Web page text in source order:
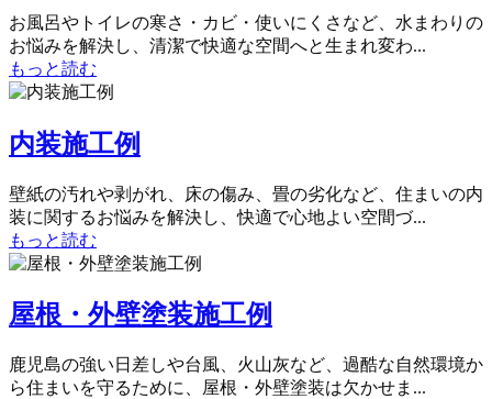
お風呂やトイレの寒さ・カビ・使いにくさなど、水まわりの
お悩みを解決し、清潔で快適な空間へと生まれ変わ...
もっと読む
内装施工例
壁紙の汚れや剥がれ、床の傷み、畳の劣化など、住まいの内
装に関するお悩みを解決し、快適で心地よい空間づ...
もっと読む
屋根・外壁塗装施工例
鹿児島の強い日差しや台風、火山灰など、過酷な自然環境か
ら住まいを守るために、屋根・外壁塗装は欠かせま...